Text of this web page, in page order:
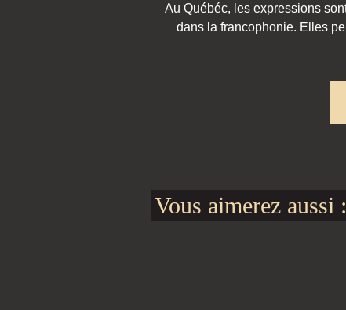
Au Québéc, les expressions
dans la francophonie. Elles
Vous aimerez aussi :